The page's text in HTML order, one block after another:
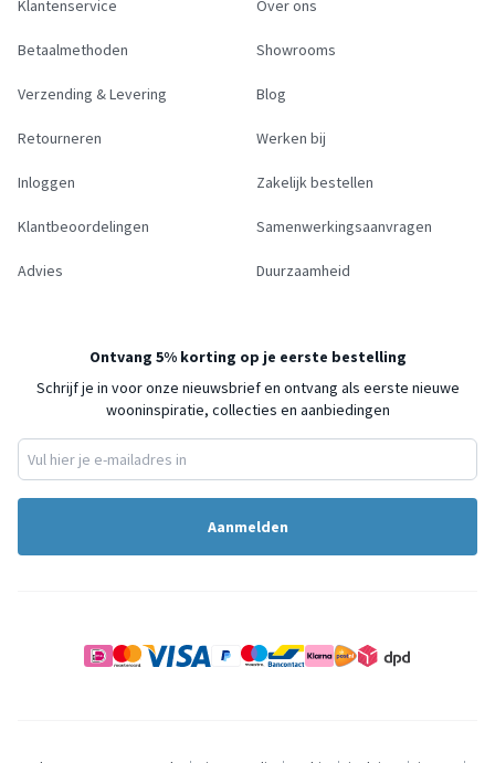
Klantenservice
Betaalmethoden
Verzending & Levering
Retourneren
Inloggen
Klantbeoordelingen
Advies
Over ons
Showrooms
Blog
Werken bij
Zakelijk bestellen
Samenwerkingsaanvragen
Duurzaamheid
Ontvang 5% korting op je eerste bestelling
Schrijf je in voor onze nieuwsbrief en ontvang als eerste nieuwe
wooninspiratie, collecties en aanbiedingen
Aanmelden